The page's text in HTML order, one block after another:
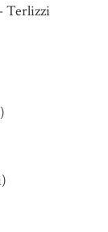
Terlizzi